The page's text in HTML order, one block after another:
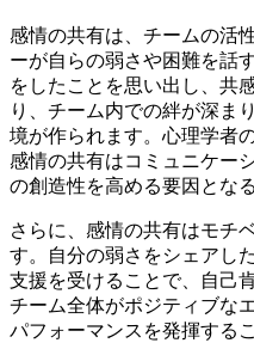
感情の共有は、チームの活
ーが自らの弱さや困難を話
をしたことを思い出し、共
り、チーム内での絆が深ま
境が作られます。心理学者
感情の共有はコミュニケー
の創造性を高める要因とな
さらに、感情の共有はモチ
す。自分の弱さをシェアし
支援を受けることで、自己
チーム全体がポジティブな
パフォーマンスを発揮する